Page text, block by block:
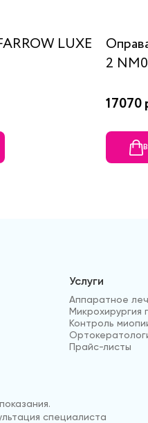
LUXE
2
17070
Услуги
Аппаратное
Микрохирургия
Контроль
Прайс-листы
специалиста